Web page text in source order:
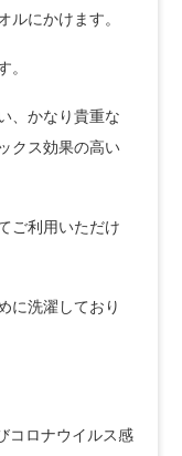
ルにかけます。
。
、かなり貴重な
クス効果の高い
ご利用いただけ
に洗濯しており
コロナウイルス感